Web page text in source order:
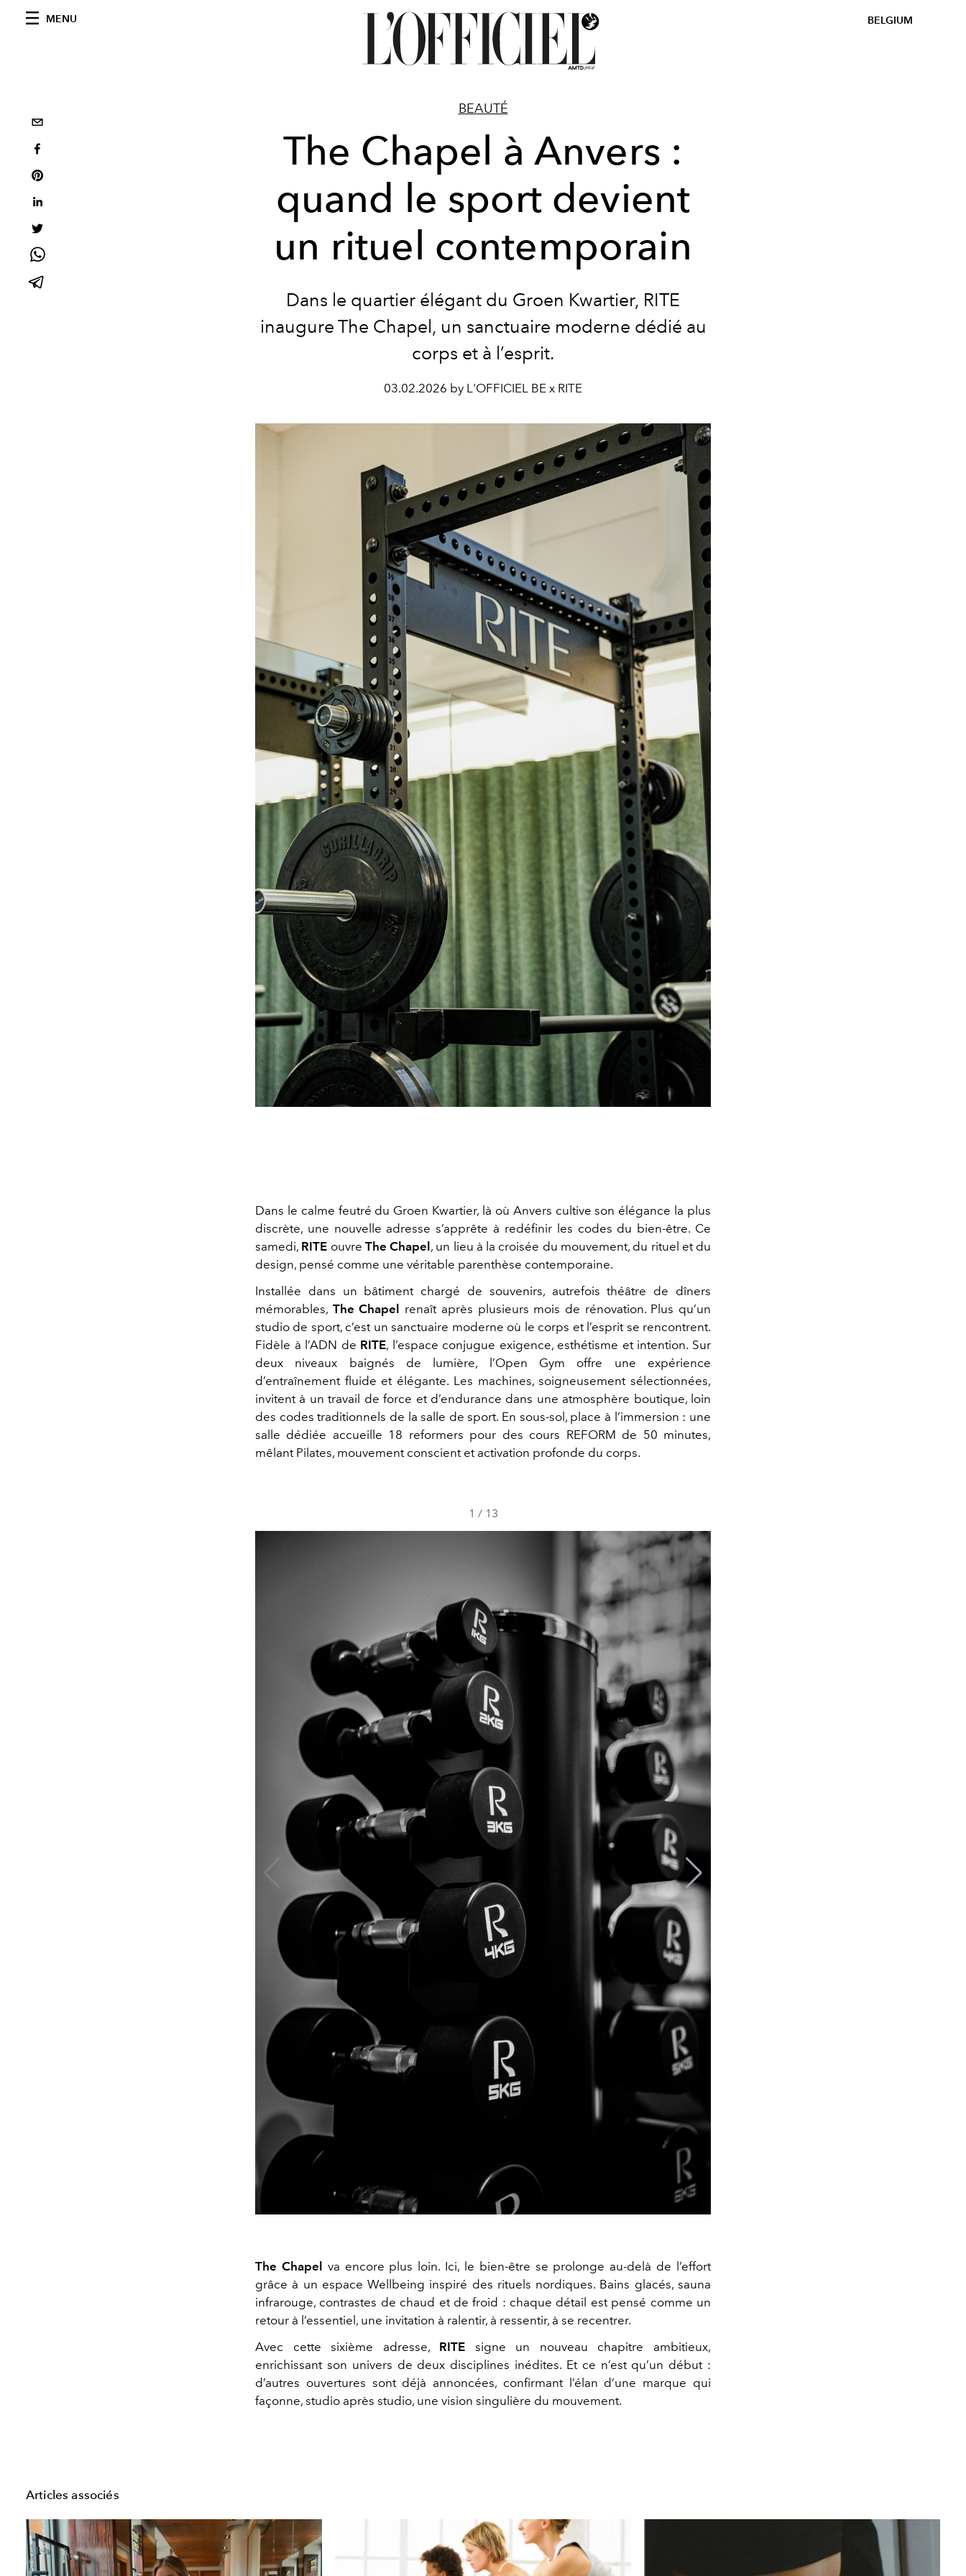
MENU BELGIUM
BEAUTÉ
The Chapel à Anvers :
quand le sport devient
un rituel contemporain
Dans le quartier élégant du Groen Kwartier, RITE
inaugure The Chapel, un sanctuaire moderne dédié au
corps et à l’esprit.
03.02.2026 by L'OFFICIEL BE x RITE
Dans le calme feutré du Groen Kwartier, là où Anvers cultive son élégance la plus
discrète, une nouvelle adresse s’apprête à redéfinir les codes du bien-être. Ce
samedi, RITE ouvre The Chapel , un lieu à la croisée du mouvement, du rituel et du
design, pensé comme une véritable parenthèse contemporaine.
Installée dans un bâtiment chargé de souvenirs, autrefois théâtre de dîners
mémorables, The Chapel
renaît après plusieurs mois de rénovation. Plus qu’un
studio de sport, c’est un sanctuaire moderne où le corps et l’esprit se rencontrent.
Fidèle à l’ADN de RITE, l’espace conjugue exigence, esthétisme et intention. Sur
deux niveaux baignés de lumière, l’Open Gym offre une expérience
d’entraînement fluide et élégante. Les machines, soigneusement sélectionnées,
invitent à un travail de force et d’endurance dans une atmosphère boutique, loin
des codes traditionnels de la salle de sport. En sous-sol, place à l’immersion : une
salle dédiée accueille 18 reformers pour des cours REFORM de 50 minutes,
mêlant Pilates, mouvement conscient et activation profonde du corps.
1 / 13
The Chapel
va encore plus loin. Ici, le bien-être se prolonge au-delà de l’effort
grâce à un espace Wellbeing inspiré des rituels nordiques. Bains glacés, sauna
infrarouge, contrastes de chaud et de froid : chaque détail est pensé comme un
retour à l’essentiel, une invitation à ralentir, à ressentir, à se recentrer.
Avec cette sixième adresse, RITE signe un nouveau chapitre ambitieux,
enrichissant son univers de deux disciplines inédites. Et ce n’est qu’un début :
d’autres ouvertures sont déjà annoncées, confirmant l’élan d’une marque qui
façonne, studio après studio, une vision singulière du mouvement.
Articles associés